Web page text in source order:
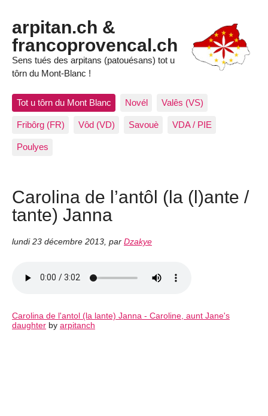
arpitan.ch &
francoprovencal.ch
Sens tués des arpitans (patouésans) tot u
tôrn du Mont-Blanc !
Tot u tôrn du Mont Blanc Novél Valês (VS)
Fribôrg (FR) Vôd (VD) Savouè VDA / PIE
Poulyes
Carolina de l’antôl (la (l)ante /
tante) Janna
lundi 23 décembre 2013 par Dzakye
Carolina de l'antol (la lante) Janna - Caroline, aunt Jane's
daughter by arpitanch